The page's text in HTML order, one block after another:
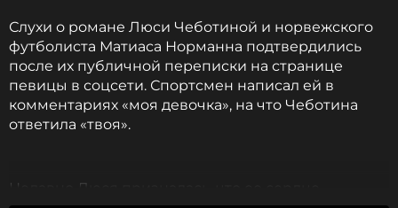
Слухи о романе Люси Чеботиной и норвежского
футболиста Матиаса Норманна подтвердились
после их публичной переписки на странице
певицы в соцсети. Спортсмен написал ей в
комментариях «моя девочка», на что Чеботина
ответила «твоя».
Недавно Люся призналась, что ее сердце